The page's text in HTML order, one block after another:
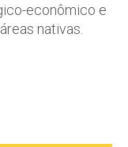
econômico e
nativas.